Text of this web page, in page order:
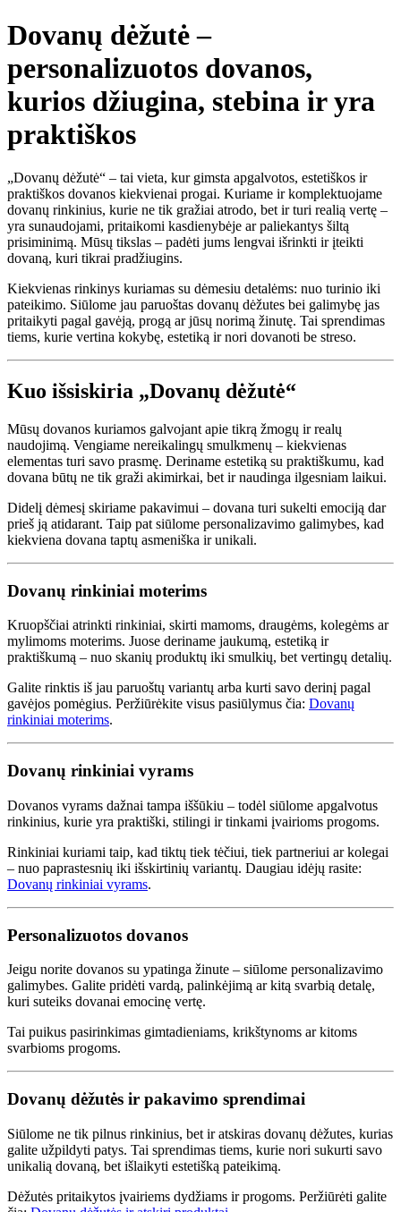
Dovanų dėžutė –
personalizuotos dovanos,
kurios džiugina, stebina ir yra
praktiškos
„Dovanų dėžutė“ – tai vieta, kur gimsta apgalvotos, estetiškos ir
praktiškos dovanos kiekvienai progai. Kuriame ir komplektuojame
dovanų rinkinius, kurie ne tik gražiai atrodo, bet ir turi realią vertę –
yra sunaudojami, pritaikomi kasdienybėje ar paliekantys šiltą
prisiminimą. Mūsų tikslas – padėti jums lengvai išrinkti ir įteikti
dovaną, kuri tikrai pradžiugins.
Kiekvienas rinkinys kuriamas su dėmesiu detalėms: nuo turinio iki
pateikimo. Siūlome jau paruoštas dovanų dėžutes bei galimybę jas
pritaikyti pagal gavėją, progą ar jūsų norimą žinutę. Tai sprendimas
tiems, kurie vertina kokybę, estetiką ir nori dovanoti be streso.
Kuo išsiskiria „Dovanų dėžutė“
Mūsų dovanos kuriamos galvojant apie tikrą žmogų ir realų
naudojimą. Vengiame nereikalingų smulkmenų – kiekvienas
elementas turi savo prasmę. Deriname estetiką su praktiškumu, kad
dovana būtų ne tik graži akimirkai, bet ir naudinga ilgesniam laikui.
Didelį dėmesį skiriame pakavimui – dovana turi sukelti emociją dar
prieš ją atidarant. Taip pat siūlome personalizavimo galimybes, kad
kiekviena dovana taptų asmeniška ir unikali.
Dovanų rinkiniai moterims
Kruopščiai atrinkti rinkiniai, skirti mamoms, draugėms, kolegėms ar
mylimoms moterims. Juose deriname jaukumą, estetiką ir
praktiškumą – nuo skanių produktų iki smulkių, bet vertingų detalių.
Galite rinktis iš jau paruoštų variantų arba kurti savo derinį pagal
gavėjos pomėgius. Peržiūrėkite visus pasiūlymus čia: Dovanų
rinkiniai moterims.
Dovanų rinkiniai vyrams
Dovanos vyrams dažnai tampa iššūkiu – todėl siūlome apgalvotus
rinkinius, kurie yra praktiški, stilingi ir tinkami įvairioms progoms.
Rinkiniai kuriami taip, kad tiktų tiek tėčiui, tiek partneriui ar kolegai
– nuo paprastesnių iki išskirtinių variantų. Daugiau idėjų rasite:
Dovanų rinkiniai vyrams.
Personalizuotos dovanos
Jeigu norite dovanos su ypatinga žinute – siūlome personalizavimo
galimybes. Galite pridėti vardą, palinkėjimą ar kitą svarbią detalę,
kuri suteiks dovanai emocinę vertę.
Tai puikus pasirinkimas gimtadieniams, krikštynoms ar kitoms
svarbioms progoms.
Dovanų dėžutės ir pakavimo sprendimai
Siūlome ne tik pilnus rinkinius, bet ir atskiras dovanų dėžutes, kurias
galite užpildyti patys. Tai sprendimas tiems, kurie nori sukurti savo
unikalią dovaną, bet išlaikyti estetišką pateikimą.
Dėžutės pritaikytos įvairiems dydžiams ir progoms. Peržiūrėti galite